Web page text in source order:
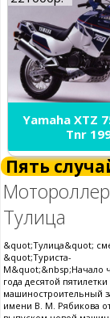
Yamaha XTZ
Tnr
Пять
Мотороллер
Тулица
&quot;Тулица&quot;
&quot;Туриста-
М&quot;&nbsp;Начало
года десятой
машиностроительный
имени В. М. Рябикова